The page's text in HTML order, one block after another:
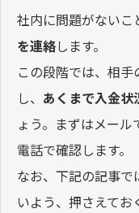
社内に問題がないこ
を連絡します。
この段階では、相
し、 あくまで入金状
ょう。まずはメー
電話で確認します。
なお、下記の記事
いよう、押さえてお